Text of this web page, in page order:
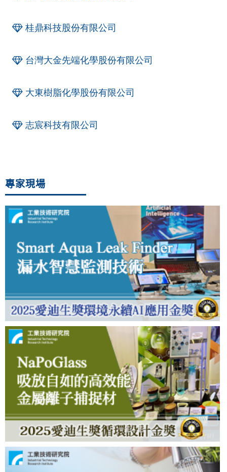
桂鼎科技股份有限公司
台灣大金先端化學股份有限公司
大東樹脂化學股份有限公司
志宸科技有限公司
專家現場